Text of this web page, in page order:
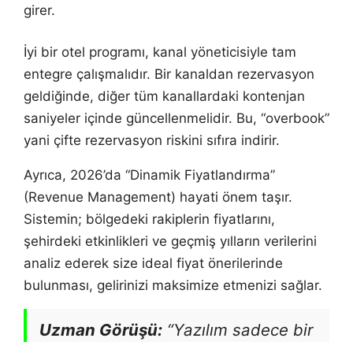
girer.
İyi bir otel programı, kanal yöneticisiyle tam
entegre çalışmalıdır. Bir kanaldan rezervasyon
geldiğinde, diğer tüm kanallardaki kontenjan
saniyeler içinde güncellenmelidir. Bu, “overbook”
yani çifte rezervasyon riskini sıfıra indirir.
Ayrıca, 2026’da “Dinamik Fiyatlandırma”
(Revenue Management) hayati önem taşır.
Sistemin; bölgedeki rakiplerin fiyatlarını,
şehirdeki etkinlikleri ve geçmiş yılların verilerini
analiz ederek size ideal fiyat önerilerinde
bulunması, gelirinizi maksimize etmenizi sağlar.
Uzman Görüşü: “Yazılım sadece bir